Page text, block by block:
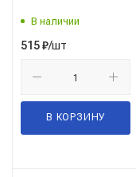
В наличии
515₽/шт
В КОРЗИНУ